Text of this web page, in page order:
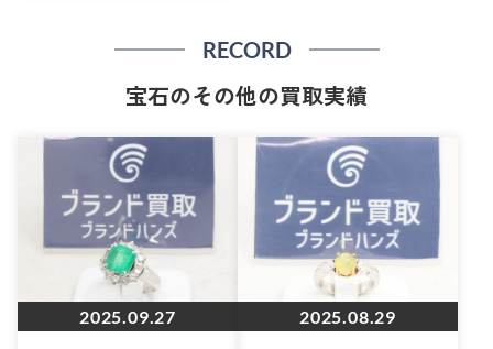
RECORD
宝石のその他の買取実績
2025.09.27 2025.08.29